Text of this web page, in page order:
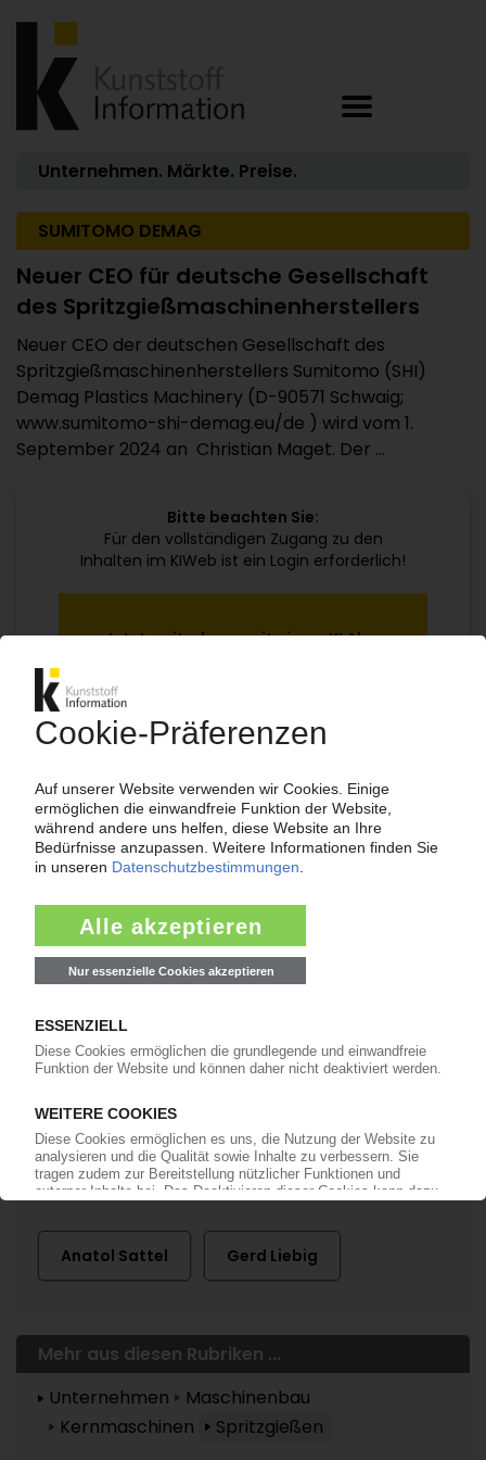
Unternehmen. Märkte. Preise.
SUMITOMO DEMAG
Neuer CEO für deutsche Gesellschaft
des Spritzgießmaschinenherstellers
Neuer CEO der deutschen Gesellschaft des
Spritzgießmaschinenherstellers Sumitomo (SHI)
Demag Plastics Machinery (D-90571 Schwaig;
www.sumitomo-shi-demag.eu/de ) wird vom 1.
September 2024 an Christian Maget. Der ...
Bitte beachten Sie:
Für den vollständigen Zugang zu den
Inhalten im KIWeb ist ein Login erforderlich!
Jetzt weiterlesen mit einem KI Abo:
Ihr KI Zugang
jährlich kündbar
ab99€/Monat
Jetzt kostenlos testen
Bereits KI-Abonnent? Jetzt
anmelden!
Mehr zu ...
Sumitomo SHI Demag Plastics Machinery
Anatol Sattel Gerd Liebig
Mehr aus diesen Rubriken ...
Unternehmen
Maschinenbau
Kernmaschinen
Spritzgießen